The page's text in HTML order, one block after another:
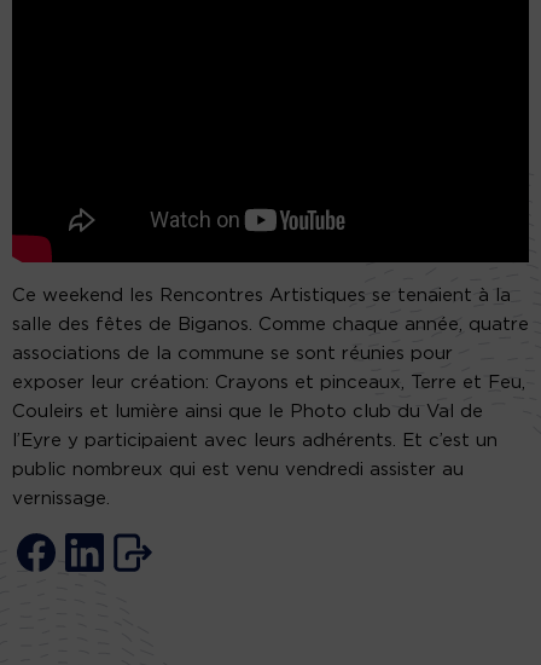
Ce weekend les Rencontres Artistiques se tenaient à la
salle des fêtes de Biganos. Comme chaque année, quatre
associations de la commune se sont réunies pour
exposer leur création: Crayons et pinceaux, Terre et Feu,
Couleirs et lumière ainsi que le Photo club du Val de
l’Eyre y participaient avec leurs adhérents. Et c’est un
public nombreux qui est venu vendredi assister au
vernissage.